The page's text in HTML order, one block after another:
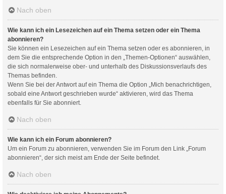
Nach oben
Wie kann ich ein Lesezeichen auf ein Thema setzen oder ein Thema
abonnieren?
Sie können ein Lesezeichen auf ein Thema setzen oder es abonnieren, in
dem Sie die entsprechende Option in den „Themen-Optionen“ auswählen,
die sich normalerweise ober- und unterhalb des Diskussionsverlaufs des
Themas befinden.
Wenn Sie bei der Antwort auf ein Thema die Option „Mich benachrichtigen,
sobald eine Antwort geschrieben wurde“ aktivieren, wird das Thema
ebenfalls für Sie abonniert.
Nach oben
Wie kann ich ein Forum abonnieren?
Um ein Forum zu abonnieren, verwenden Sie im Forum den Link „Forum
abonnieren“, der sich meist am Ende der Seite befindet.
Nach oben